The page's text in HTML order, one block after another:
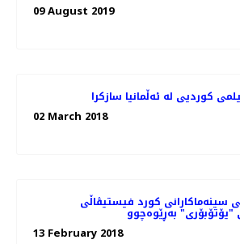
09 August 2019
کوردیی لە ئەڵمانیا سازکرا
02 March 2018
سینەماکارانی کورد فیستیڤاڵی
بەڕێوەچوو
13 February 2018